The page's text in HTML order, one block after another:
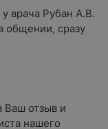
врача Рубан А.В.
общении, сразу
Ваш отзыв и
нашего